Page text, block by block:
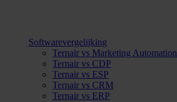
Softwarevergelijking
Ternair vs Marketing Automation
Ternair vs CDP
Ternair vs ESP
Ternair vs CRM
Ternair vs ERP